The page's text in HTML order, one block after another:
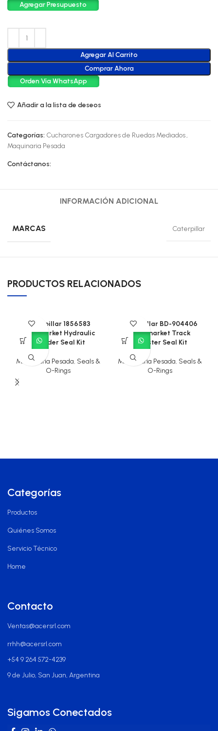
Agregar Presupuesto
Agregar Al Carrito
Comprar Ahora
Orden Vía WhatsApp
Añadir a la lista de deseos
Categorías: Cucharones Cargadores de Ruedas Mediados,
Maquinaria Pesada
Contáctanos:
INFORMACIÓN ADICIONAL
MARCAS Caterpillar
PRODUCTOS RELACIONADOS
Caterpillar 1856583
Aftermarket Hydraulic
Cylinder Seal Kit
Maquinaria Pesada, Seals &
O-Rings
Caterpillar BD-904406
Aftermarket Track
Adjuster Seal Kit
Maquinaria Pesada, Seals &
O-Rings
Categorías
Productos
Quiénes Somos
Servicio Técnico
Home
Contacto
Ventas@acersrl.com
rrhh@acersrl.com
+54 9 264 572-4239
9 de Julio, San Juan, Argentina
Sigamos Conectados